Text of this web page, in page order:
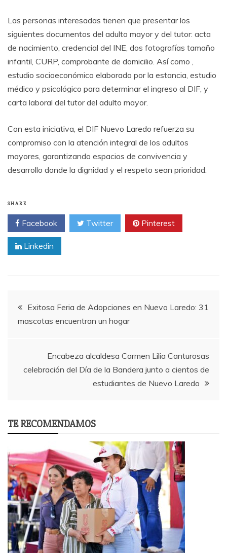
Las personas interesadas tienen que presentar los
siguientes documentos del adulto mayor y del tutor: acta
de nacimiento, credencial del INE, dos fotografías tamaño
infantil, CURP, comprobante de domicilio. Así como ,
estudio socioeconómico elaborado por la estancia, estudio
médico y psicológico para determinar el ingreso al DIF, y
carta laboral del tutor del adulto mayor.
Con esta iniciativa, el DIF Nuevo Laredo refuerza su
compromiso con la atención integral de los adultos
mayores, garantizando espacios de convivencia y
desarrollo donde la dignidad y el respeto sean prioridad.
SHARE
Facebook Twitter Pinterest
Linkedin
Post
navigation
Exitosa Feria de Adopciones en Nuevo Laredo: 31
mascotas encuentran un hogar
Encabeza alcaldesa Carmen Lilia Canturosas
celebración del Día de la Bandera junto a cientos de
estudiantes de Nuevo Laredo
TE RECOMENDAMOS